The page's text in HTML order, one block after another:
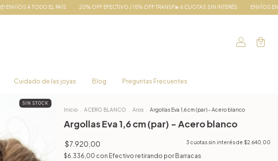
20% OFF EFECTIVO / 15% OFF TRANSF💫 6 CUOTAS SIN INTERÉS ENVÍOS EN EL DÍA EN AMBA | 📦
0
Cuidado de las joyas Blog Preguntas Frecuentes
SIN STOCK
Inicio ACERO BLANCO Aros Argollas Eva 1,6 cm (par) - Acero blanco
Argollas Eva 1,6 cm (par) - Acero blanco
$7.920,00 3 cuotas sin interés de $2.640,00
$6.336,00 con Efectivo retirando por Barracas